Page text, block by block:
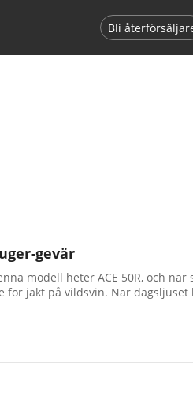
Bli
gevär
modell heter ACE 50R, och
jakt på vildsvin. När dagsljuset